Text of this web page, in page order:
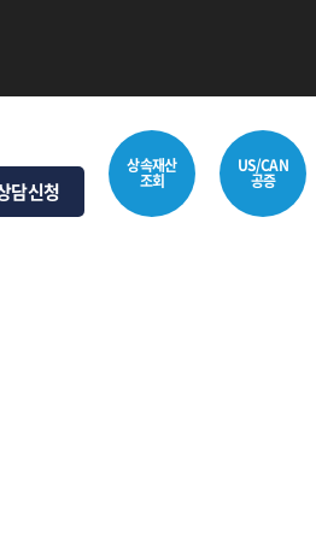
담신청
상속재산
조회
US/CAN
공증